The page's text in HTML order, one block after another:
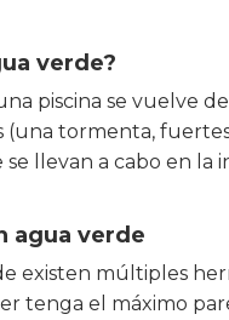
verde?
piscina se vuelve
tormenta,
llevan a cabo en
agua verde
existen múltiples
tenga el máximo